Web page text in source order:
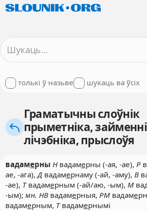
толькі ў назьве шукаць ва ўсіх
Граматычны слоўнік
прыметніка,
лічэбніка, прыслоўя
вадамерны Нвадамерны (-ая, -ае), Р
ае, -ага),Двадамернаму (-ай, -аму), В
-ае), Твадамерным (-ай/аю, -ым), М
-ым); мн. НВвадамерныя, РМвадаме
вадамерным, Твадамернымі